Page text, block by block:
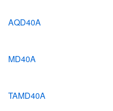
AQD40A
MD40A
TAMD40A